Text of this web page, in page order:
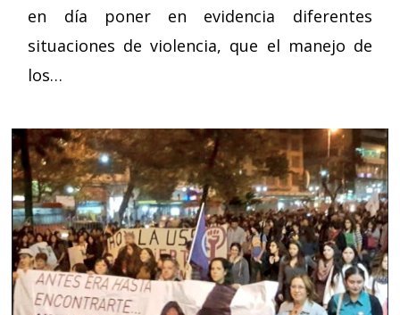
en día poner en evidencia diferentes
situaciones de violencia, que el manejo de
los…